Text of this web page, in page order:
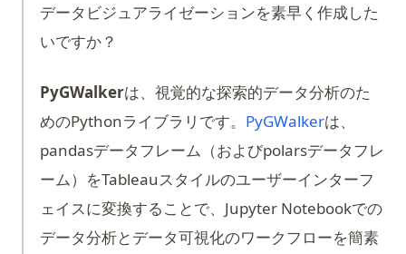
データビジュアライゼーションを素早く作成した
いですか？
PyGWalkerは、視覚的な探索的データ分析のた
めのPythonライブラリです。 PyGWalker(opens in
は、
pandasデータフレーム（およびpolarsデータフレ
ーム）をTableauスタイルのユーザーインターフ
ェイスに変換することで、Jupyter Notebookでの
データ分析とデータ可視化のワークフローを簡素